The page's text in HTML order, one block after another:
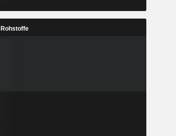
Rohstoffe